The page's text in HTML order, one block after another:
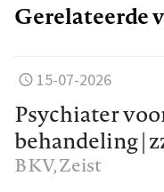
Gerelateerde
15-07-2026
Psychiater
behandeling |
BKV, Zeist